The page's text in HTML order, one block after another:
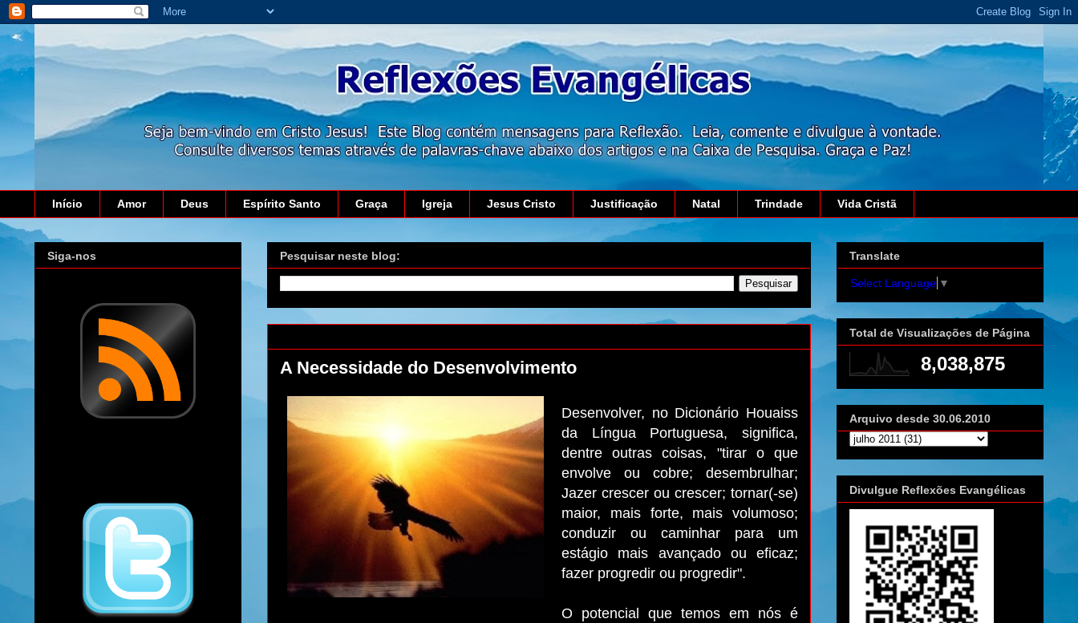
Início Amor Deus Espírito Santo Graça Igreja Jesus Cristo Justificação Natal Trindade Vida Cristã
Pesquisar neste blog:
A Necessidade do Desenvolvimento
Desenvolver, no Dicionário Houaiss
da Língua Portuguesa, signifi­ca,
dentre outras coisas, "tirar o que
envolve ou cobre; desembrulhar;
Jazer crescer ou crescer; tornar(-se)
maior, mais forte, mais volumoso;
conduzir ou caminhar para um
estágio mais avançado ou eficaz;
fazer progredir ou progredir".
O potencial que temos em nós é
Siga-nos Translate
Select Language ▼
Total de Visualizações de Página
8,038,875
Arquivo desde 30.06.2010
Divulgue Reflexões Evangélicas